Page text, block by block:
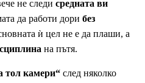
не следи средната ви
да работи дори без
ѝ цел не е да плаши, а
на пътя.
тол камери“ след няколко